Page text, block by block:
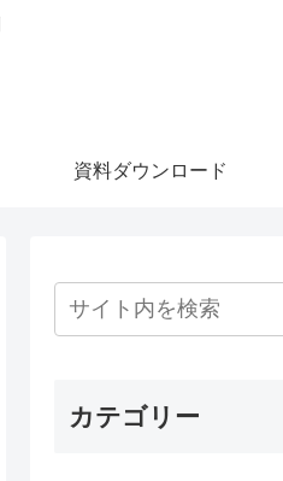
資料ダウンロード
カテゴリー